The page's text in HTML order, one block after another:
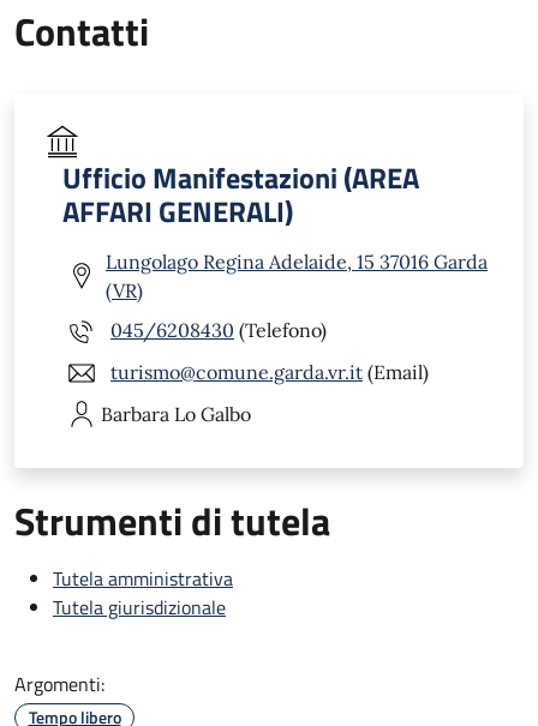
Contatti
Ufficio Manifestazioni (AREA
AFFARI GENERALI)
Lungolago Regina Adelaide, 15 37016 Garda
(VR)
045/6208430 (Telefono)
turismo@comune.garda.vr.it (Email)
Barbara Lo Galbo
Strumenti di tutela
Tutela amministrativa
Tutela giurisdizionale
Argomenti:
Tempo libero